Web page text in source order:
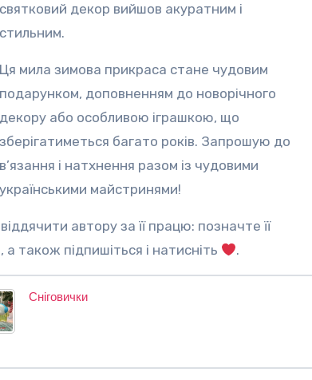
святковий декор вийшов акуратним і
стильним.
Ця мила зимова прикраса стане чудовим
подарунком, доповненням до новорічного
декору або особливою іграшкою, що
зберігатиметься багато років. Запрошую до
в’язання і натхнення разом із чудовими
українськими майстринями!
а також підпишіться і натисніть .
Сніговички